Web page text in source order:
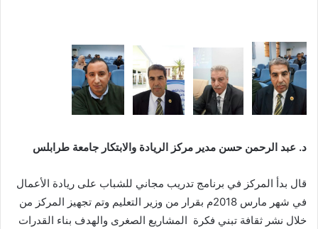
د. عبد الرحمن حسن مدير مركز الريادة والابتكار جامعة طرابلس
قال بدأ المركز في برنامج تدريب مجاني للشباب على ريادة الأعمال
في شهر مارس 2018م بقرار من وزير التعليم وتم تجهيز المركز من
خلال نشر ثقافة تبني فكرة المشاريع الصغرى والهدف بناء القدرات